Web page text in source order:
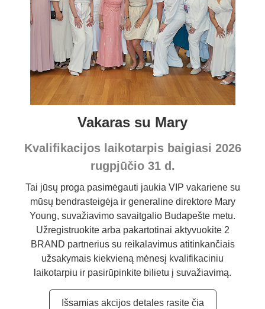
Vakaras su Mary
Kvalifikacijos laikotarpis baigiasi 2026
rugpjūčio 31 d.
Tai jūsų proga pasimėgauti jaukia VIP vakariene su
mūsų bendrasteigėja ir generaline direktore Mary
Young, suvažiavimo savaitgalio Budapešte metu.
Užregistruokite arba pakartotinai aktyvuokite 2
BRAND partnerius su reikalavimus atitinkančiais
užsakymais kiekvieną mėnesį kvalifikaciniu
laikotarpiu ir pasirūpinkite bilietu į suvažiavimą.
Išsamias akcijos detales rasite čia